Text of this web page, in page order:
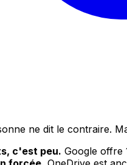
ne dit le contraire.
c'est peu. Google offre